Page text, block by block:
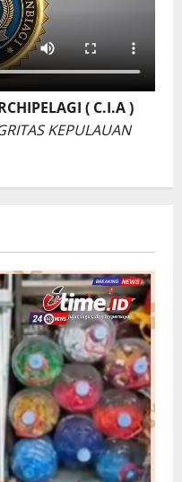
( C.I.A )
KEPULAUAN